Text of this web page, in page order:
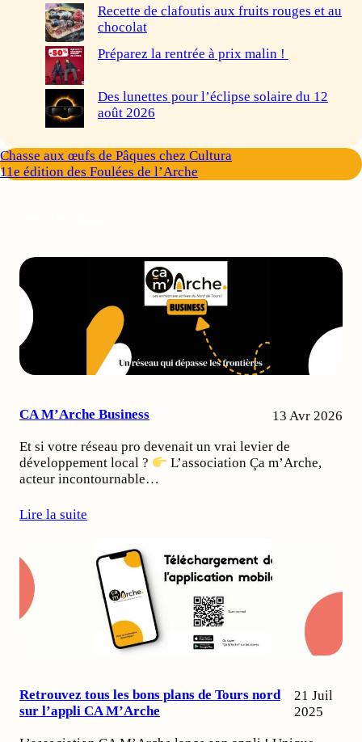
Recette de clafoutis aux fruits rouges et au
chocolat
Préparez la rentrée à prix malin !
Des lunettes pour l’éclipse solaire du 12
août 2026
Chasse aux œufs de Pâques chez Cultura
11e édition des Foulées de l’Arche
CA M’Arche Business 13 Avr 2026
Et si votre réseau pro devenait un vrai levier de
développement local ?
L’association Ça m’Arche,
acteur incontournable…
Lire la suite
Retrouvez tous les bons plans de Tours nord
sur l’appli CA M’Arche
21 Juil
2025